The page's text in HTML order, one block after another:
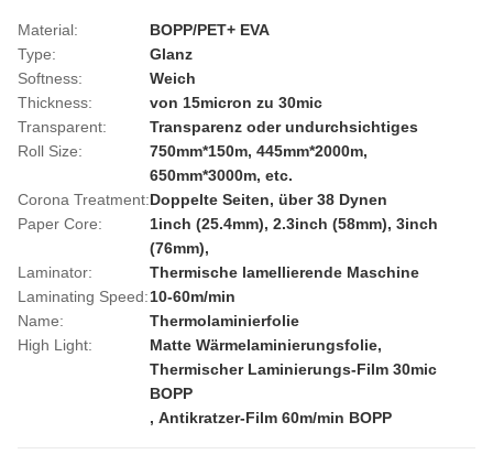
Material:
BOPP/PET+ EVA
Type:
Glanz
Softness:
Weich
Thickness:
von 15micron zu 30mic
Transparent:
Transparenz oder undurchsichtiges
Roll Size:
750mm*150m, 445mm*2000m,
650mm*3000m, etc.
Corona Treatment:Doppelte Seiten, über 38 Dynen
Paper Core:
1inch (25.4mm), 2.3inch (58mm), 3inch
(76mm),
Laminator:
Thermische lamellierende Maschine
Laminating Speed:10-60m/min
Name:
Thermolaminierfolie
High Light:
Matte Wärmelaminierungsfolie,
Thermischer Laminierungs-Film 30mic
BOPP
, Antikratzer-Film 60m/min BOPP